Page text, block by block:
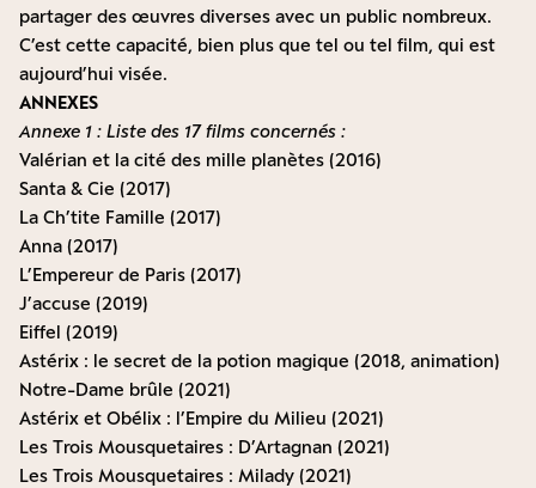
partager des œuvres diverses avec un public nombreux.
C’est cette capacité, bien plus que tel ou tel film, qui est
aujourd’hui visée.
ANNEXES
Annexe 1 : Liste des 17 films concernés :
Valérian et la cité des mille planètes (2016)
Santa & Cie (2017)
La Ch’tite Famille (2017)
Anna (2017)
L’Empereur de Paris (2017)
J’accuse (2019)
Eiffel (2019)
Astérix : le secret de la potion magique (2018, animation)
Notre-Dame brûle (2021)
Astérix et Obélix : l’Empire du Milieu (2021)
Les Trois Mousquetaires : D’Artagnan (2021)
Les Trois Mousquetaires : Milady (2021)